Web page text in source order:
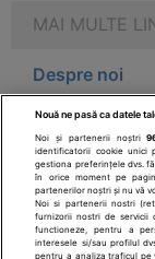
MAI MULTE
Despre noi
Legal
Drepturile
Parteneri
Nouă ne pasă ca datele
Noi și partenerii noștri
identificatorii cookie unici
gestiona preferințele dvs.
în orice moment pe
partenerilor noștri și nu vă
Noi si partenerii nostri
furnizorii nostri de
functioneze, pentru a
interesele si/sau profilul
pentru a analiza traficul pe